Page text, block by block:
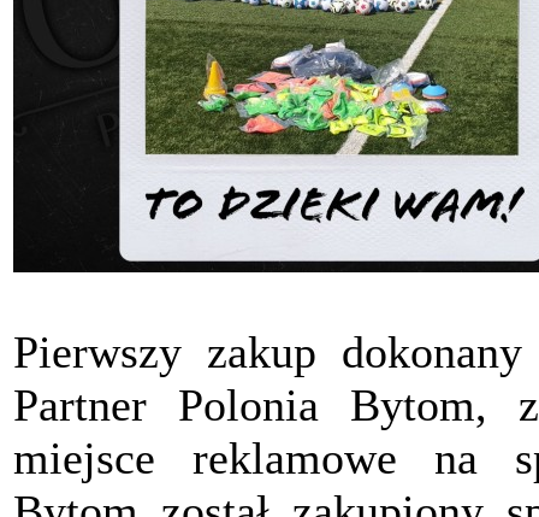
Pierwszy zakup
Partner Polonia Bytom,
miejsce reklamowe na